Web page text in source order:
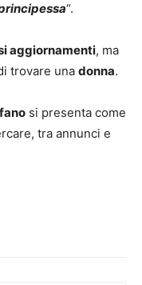
“.
aggiornamenti, ma
trovare una donna.
si presenta come
tra annunci e